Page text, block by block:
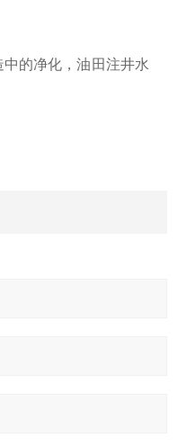
的净化，油田注井水